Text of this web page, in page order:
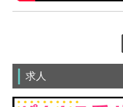
求人